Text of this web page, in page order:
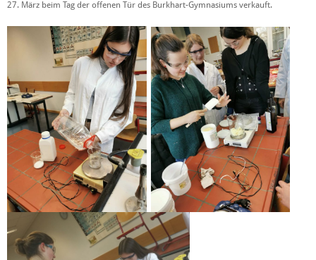
27. März beim Tag der offenen Tür des Burkhart-Gymnasiums verkauft.